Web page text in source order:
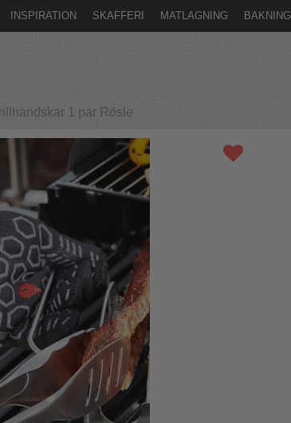
INSPIRATION SKAFFERI MATLAGNING BAKNING
1 par Rösle